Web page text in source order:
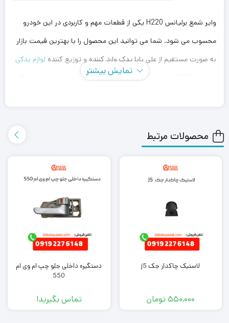
وایر شمع برلیانس H220 یکی از قطعات مهم و کاربردی در این خودرو
محسوب می شود. شما می توانید این محصول را با بهترین قیمت بازار
به صورت مستقیم از علی بابا یدک وارد کننده و توزیع کننده لوازم یدکی
، با بهترین قیمت خریداری کنید. توجه داشته باشید که
همچنین می توانید علاوه بر خرید وایر شمع برلیانس H220، سایر
کارشناسان فروش ما تماس بگیرید.
نمایش بیشتر
محصولات مرتبط
لاستیک چاکدار جک j5
550,000تومان
دستگیره داخلی جلو چپ ام وی ام
550
تماس بگیرید!